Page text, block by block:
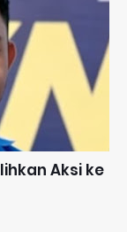
Aksi ke